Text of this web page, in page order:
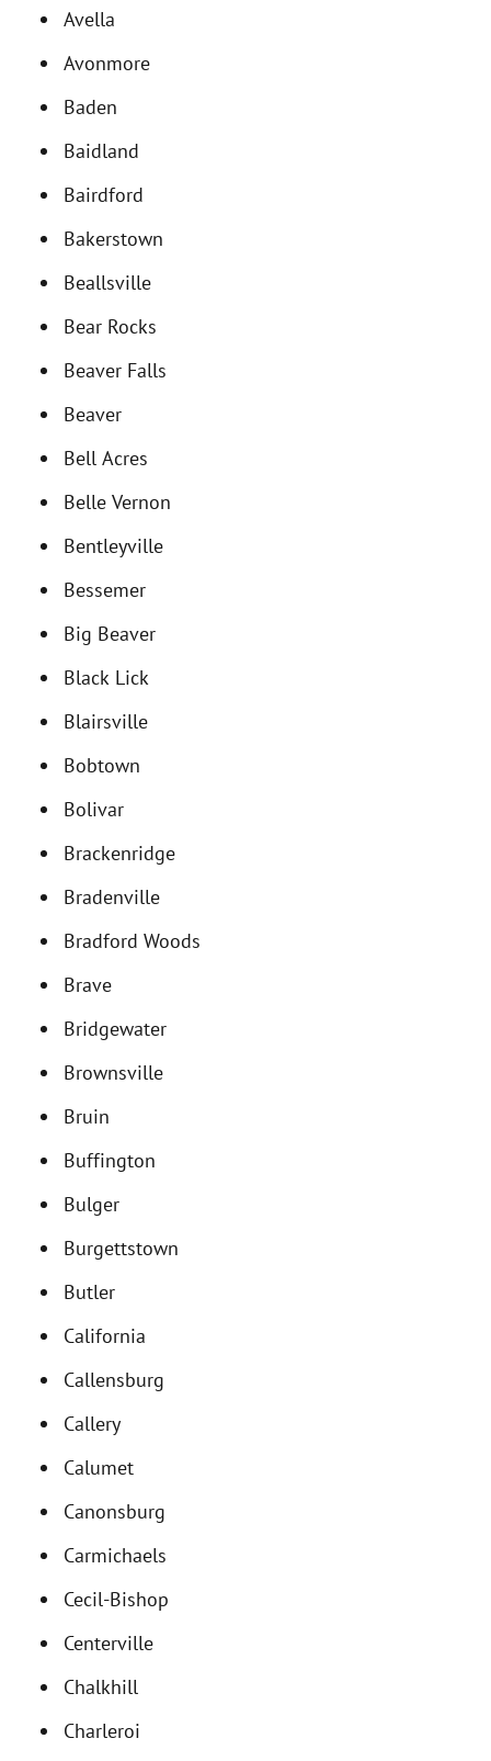
Avella
Avonmore
Baden
Baidland
Bairdford
Bakerstown
Beallsville
Bear Rocks
Beaver Falls
Beaver
Bell Acres
Belle Vernon
Bentleyville
Bessemer
Big Beaver
Black Lick
Blairsville
Bobtown
Bolivar
Brackenridge
Bradenville
Bradford Woods
Brave
Bridgewater
Brownsville
Bruin
Buffington
Bulger
Burgettstown
Butler
California
Callensburg
Callery
Calumet
Canonsburg
Carmichaels
Cecil-Bishop
Centerville
Chalkhill
Charleroi